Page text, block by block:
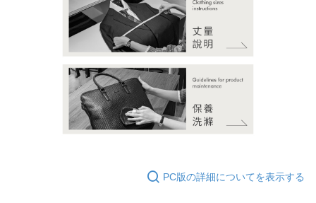
PC版の詳細についてを表示する